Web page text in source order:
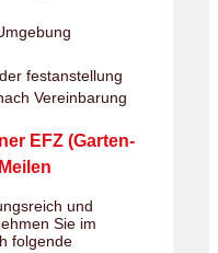
festanstellung
Vereinbarung
EFZ (Garten-
und
Sie im
folgende